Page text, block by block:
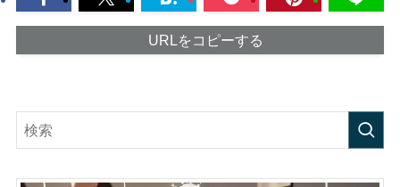
URLをコピーする